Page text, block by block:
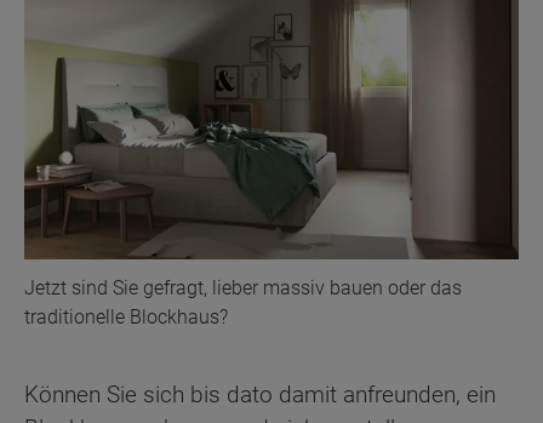
Jetzt sind Sie gefragt, lieber massiv bauen oder das
traditionelle Blockhaus?
Können Sie sich bis dato damit anfreunden, ein